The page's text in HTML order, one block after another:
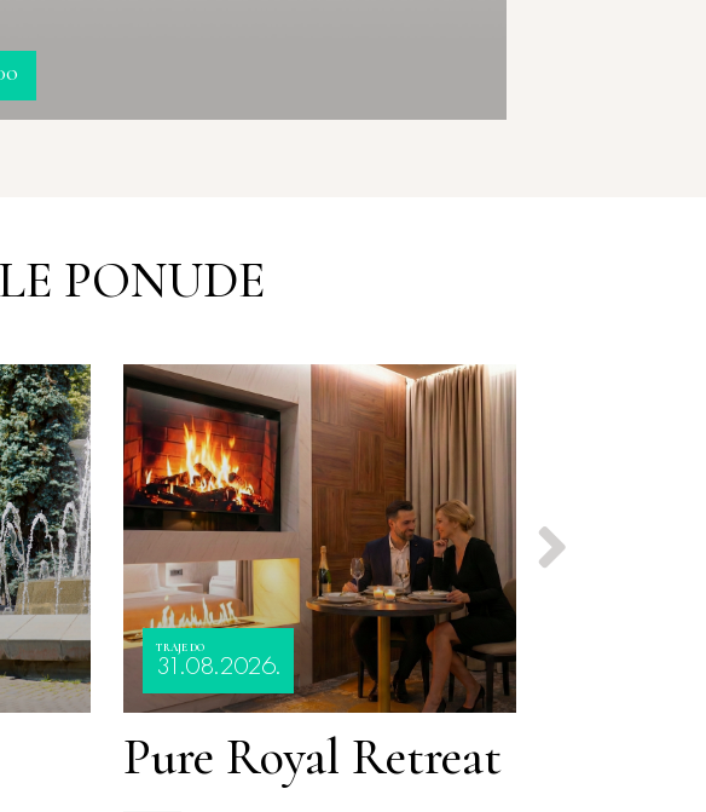
PONUDE
TRAJE DO
31.08.2026.
Pure Royal Retreat